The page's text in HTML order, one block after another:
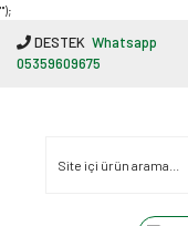
"');
DESTEK Whatsapp
05359609675